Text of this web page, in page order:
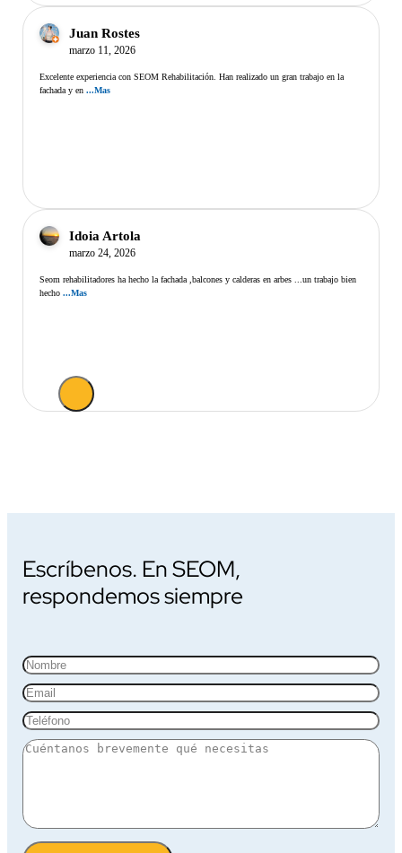
Juan Rostes
marzo 11, 2026
Excelente experiencia con SEOM Rehabilitación. Han realizado un gran trabajo en la
fachada y en...Mas
Idoia Artola
marzo 24, 2026
Seom rehabilitadores ha hecho la fachada ,balcones y calderas en arbes ...un trabajo bien
hecho...Mas
Escríbenos. En SEOM,
respondemos siempre